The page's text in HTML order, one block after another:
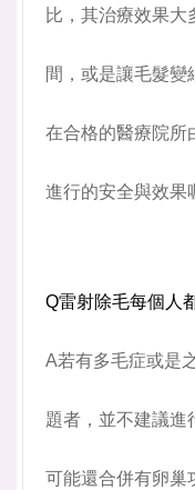
比，其治療效果大
間，或是讓毛髮變
在合格的醫療院所
進行的安全與效果
Q雷射除毛每個人
A若有多毛症或是
題者，並不建議進
可能還合併有卵巢